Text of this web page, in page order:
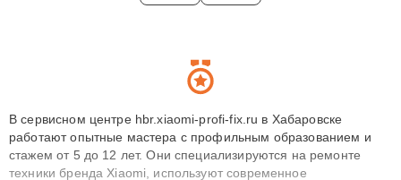
В сервисном центре hbr.xiaomi-profi-fix.ru в Хабаровске
работают опытные мастера с профильным образованием и
стажем от 5 до 12 лет. Они специализируются на ремонте
техники бренда Xiaomi, используют современное